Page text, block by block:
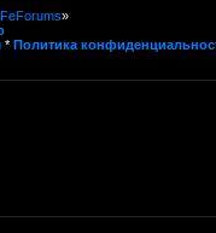
»
* Политика